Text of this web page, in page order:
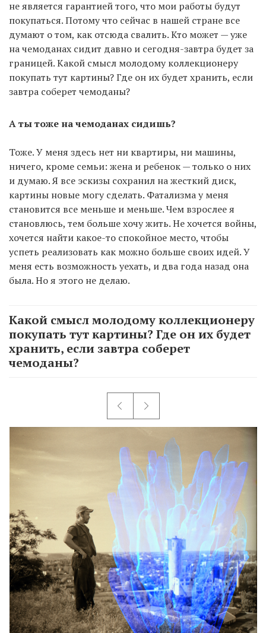
не является гарантией того, что мои работы будут
покупаться. Потому что сейчас в нашей стране все
думают о том, как отсюда свалить. Кто может — уже
на чемоданах сидит давно и сегодня-завтра будет за
границей. Какой смысл молодому коллекционеру
покупать тут картины? Где он их будет хранить, если
завтра соберет чемоданы?
А ты тоже на чемоданах сидишь?
Тоже. У меня здесь нет ни квартиры, ни машины,
ничего, кроме семьи: жена и ребенок — только о них
и думаю. Я все эскизы сохранил на жесткий диск,
картины новые могу сделать. Фатализма у меня
становится все меньше и меньше. Чем взрослее я
становлюсь, тем больше хочу жить. Не хочется войны,
хочется найти какое-то спокойное место, чтобы
успеть реализовать как можно больше своих идей. У
меня есть возможность уехать, и два года назад она
была. Но я этого не делаю.
Какой смысл молодому коллекционеру
покупать тут картины? Где он их будет
хранить, если завтра соберет
чемоданы?